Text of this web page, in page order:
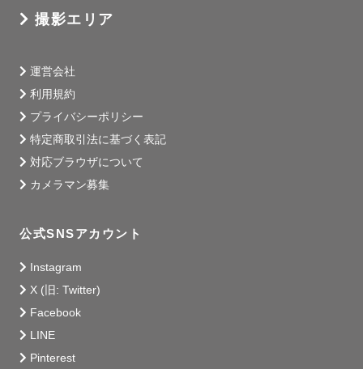
撮影エリア
運営会社
利用規約
プライバシーポリシー
特定商取引法に基づく表記
対応ブラウザについて
カメラマン募集
公式SNSアカウント
Instagram
X (旧: Twitter)
Facebook
LINE
Pinterest